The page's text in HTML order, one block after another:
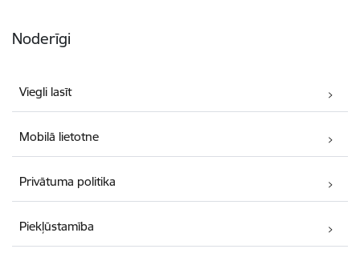
Noderīgi
Viegli lasīt
Mobilā lietotne
Privātuma politika
Piekļūstamība